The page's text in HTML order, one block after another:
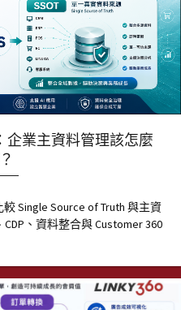
企業主資料管理該怎麼
Single Source of Truth 與主資
、資料整合與 Customer 360